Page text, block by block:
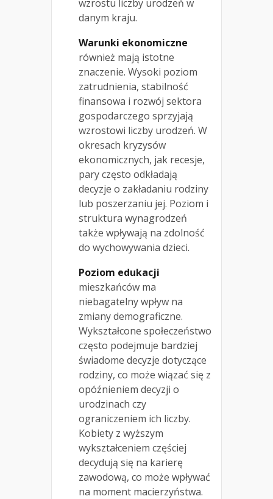
wzrostu liczby urodzeń w
danym kraju.
Warunki ekonomiczne
również mają istotne
znaczenie. Wysoki poziom
zatrudnienia, stabilność
finansowa i rozwój sektora
gospodarczego sprzyjają
wzrostowi liczby urodzeń. W
okresach kryzysów
ekonomicznych, jak recesje,
pary często odkładają
decyzje o zakładaniu rodziny
lub poszerzaniu jej. Poziom i
struktura wynagrodzeń
także wpływają na zdolność
do wychowywania dzieci.
Poziom edukacji
mieszkańców ma
niebagatelny wpływ na
zmiany demograficzne.
Wykształcone społeczeństwo
często podejmuje bardziej
świadome decyzje dotyczące
rodziny, co może wiązać się z
opóźnieniem decyzji o
urodzinach czy
ograniczeniem ich liczby.
Kobiety z wyższym
wykształceniem częściej
decydują się na karierę
zawodową, co może wpływać
na moment macierzyństwa.